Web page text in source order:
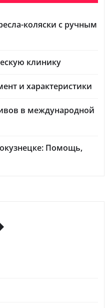
коляски с ручным
клинику
и характеристики
в международной
Помощь,